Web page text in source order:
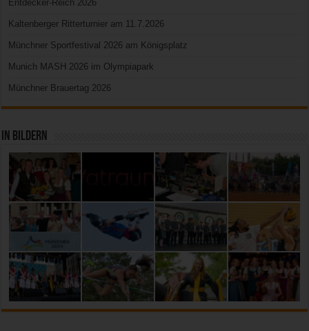
Entdecker-Reich 2026
Kaltenberger Ritterturnier am 11.7.2026
Münchner Sportfestival 2026 am Königsplatz
Munich MASH 2026 im Olympiapark
Münchner Brauertag 2026
In Bildern